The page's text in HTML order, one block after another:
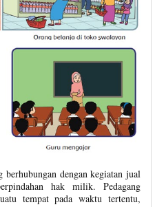
berhubungan dengan kegiatan jual
hak milik. Pedagang
tempat pada waktu tertentu,